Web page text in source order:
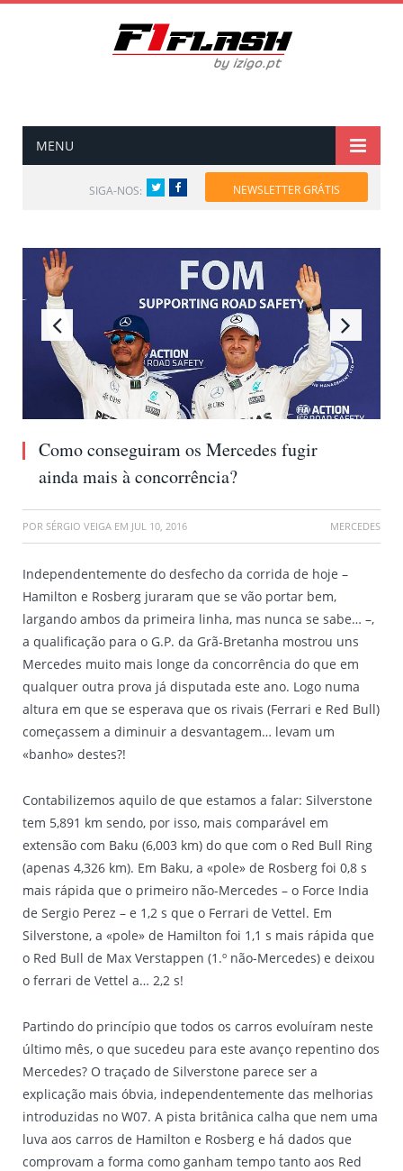
MENU
SIGA-NOS: TwitterFacebook NEWSLETTER GRÁTIS
Como conseguiram os Mercedes fugir
ainda mais à concorrência?
POR SÉRGIO VEIGA EM JUL 10, 2016 MERCEDES
Independentemente do desfecho da corrida de hoje –
Hamilton e Rosberg juraram que se vão portar bem,
largando ambos da primeira linha, mas nunca se sabe… –,
a qualificação para o G.P. da Grã-Bretanha mostrou uns
Mercedes muito mais longe da concorrência do que em
qualquer outra prova já disputada este ano. Logo numa
altura em que se esperava que os rivais (Ferrari e Red Bull)
começassem a diminuir a desvantagem… levam um
«banho» destes?!
Contabilizemos aquilo de que estamos a falar: Silverstone
tem 5,891 km sendo, por isso, mais comparável em
extensão com Baku (6,003 km) do que com o Red Bull Ring
(apenas 4,326 km). Em Baku, a «pole» de Rosberg foi 0,8 s
mais rápida que o primeiro não-Mercedes – o Force India
de Sergio Perez – e 1,2 s que o Ferrari de Vettel. Em
Silverstone, a «pole» de Hamilton foi 1,1 s mais rápida que
o Red Bull de Max Verstappen (1.º não-Mercedes) e deixou
o ferrari de Vettel a… 2,2 s!
Partindo do princípio que todos os carros evoluíram neste
último mês, o que sucedeu para este avanço repentino dos
Mercedes? O traçado de Silverstone parece ser a
explicação mais óbvia, independentemente das melhorias
introduzidas no W07. A pista britânica calha que nem uma
luva aos carros de Hamilton e Rosberg e há dados que
comprovam a forma como ganham tempo tanto aos Red